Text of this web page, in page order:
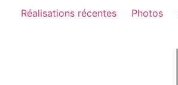
Réalisations récentes Photos